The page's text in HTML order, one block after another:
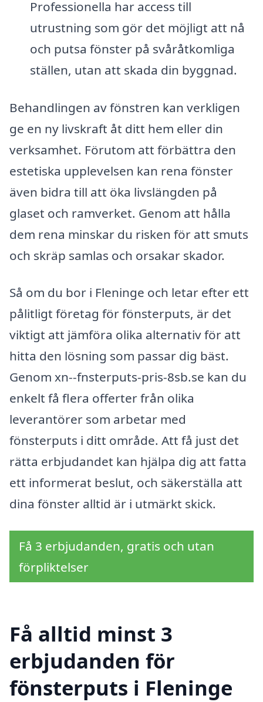
Professionella har access till
utrustning som gör det möjligt att nå
och putsa fönster på svåråtkomliga
ställen, utan att skada din byggnad.
Behandlingen av fönstren kan verkligen
ge en ny livskraft åt ditt hem eller din
verksamhet. Förutom att förbättra den
estetiska upplevelsen kan rena fönster
även bidra till att öka livslängden på
glaset och ramverket. Genom att hålla
dem rena minskar du risken för att smuts
och skräp samlas och orsakar skador.
Så om du bor i Fleninge och letar efter ett
pålitligt företag för fönsterputs, är det
viktigt att jämföra olika alternativ för att
hitta den lösning som passar dig bäst.
Genom xn--fnsterputs-pris-8sb.se kan du
enkelt få flera offerter från olika
leverantörer som arbetar med
fönsterputs i ditt område. Att få just det
rätta erbjudandet kan hjälpa dig att fatta
ett informerat beslut, och säkerställa att
dina fönster alltid är i utmärkt skick.
Få 3 erbjudanden, gratis och utan
förpliktelser
Få alltid minst 3
erbjudanden för
fönsterputs i Fleninge